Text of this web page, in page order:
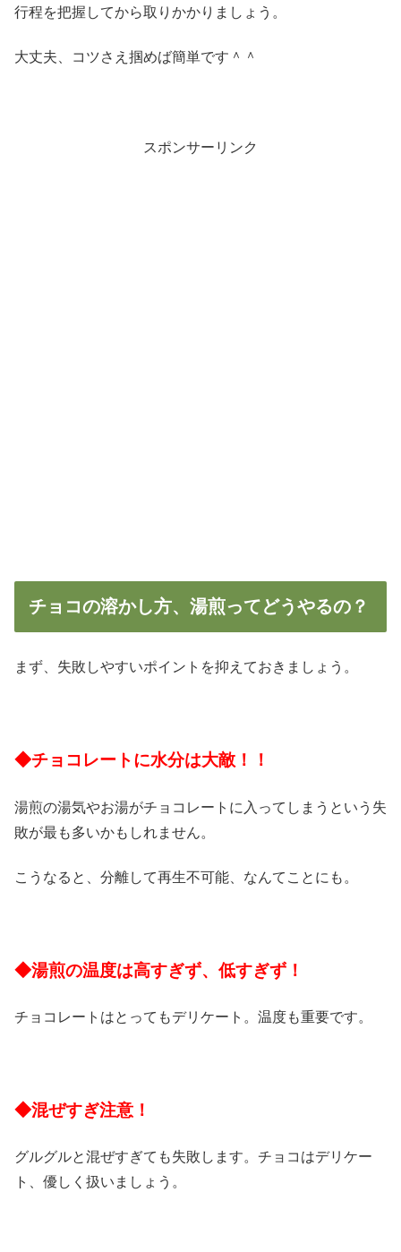
行程を把握してから取りかかりましょう。
大丈夫、コツさえ掴めば簡単です＾＾
スポンサーリンク
チョコの溶かし方、湯煎ってどうやるの？
まず、失敗しやすいポイントを抑えておきましょう。
◆チョコレートに水分は大敵！！
湯煎の湯気やお湯がチョコレートに入ってしまうという失
敗が最も多いかもしれません。
こうなると、分離して再生不可能、なんてことにも。
◆湯煎の温度は高すぎず、低すぎず！
チョコレートはとってもデリケート。温度も重要です。
◆混ぜすぎ注意！
グルグルと混ぜすぎても失敗します。チョコはデリケー
ト、優しく扱いましょう。